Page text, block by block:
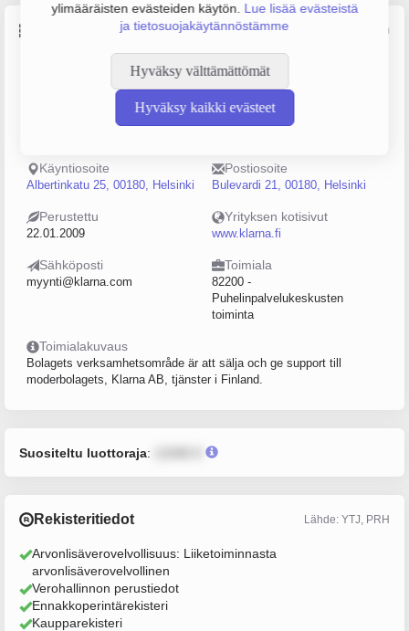
ylimääräisten evästeiden käytön. Lue lisää evästeistä
ja tietosuojakäytännöstämme
Hyväksy välttämättömät
Hyväksy kaikki evästeet
Lähde: YTJ, PRH, Traficom
Henkilöstömäärä
10–19
Käyntiosoite
Albertinkatu 25, 00180, Helsinki
Postiosoite
Bulevardi 21, 00180, Helsinki
Perustettu
22.01.2009
Yrityksen kotisivut
www.klarna.fi
Sähköposti
myynti@klarna.com
Toimiala
82200 -
Puhelinpalvelukeskusten
toiminta
Toimialakuvaus
Bolagets verksamhetsområde är att sälja och ge support till
moderbolagets, Klarna AB, tjänster i Finland.
Suositeltu luottoraja:
Rekisteritiedot Lähde: YTJ, PRH
Arvonlisäverovelvollisuus: Liiketoiminnasta
arvonlisäverovelvollinen
Verohallinnon perustiedot
Ennakkoperintärekisteri
Kaupparekisteri